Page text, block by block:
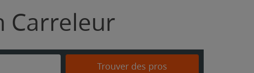
Carreleur
Trouver des pros